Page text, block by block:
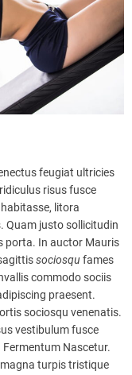
feugiat ultricies
ridiculus risus fusce
litora
Quam justo sollicitudin
porta. In auctor Mauris
sociosqu fames
commodo sociis
praesent.
sociosqu venenatis.
vestibulum fusce
Fermentum Nascetur.
turpis tristique